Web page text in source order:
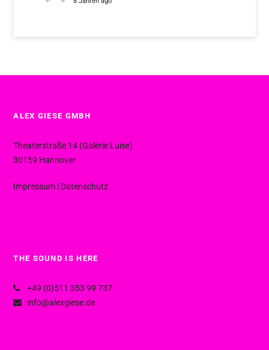
ALEX GIESE GMBH
Theaterstraße 14 (Galerie Luise)
30159 Hannover
Impressum | Datenschutz
THE SOUND IS HERE
+49 (0)511 353 99 737
info@alexgiese.de